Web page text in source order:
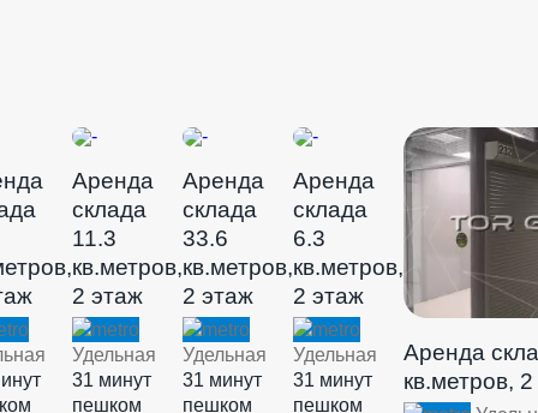
Аренда
склада
11.3
кв.метров,
2 этаж
Удельная
31 минут
пешком
Аренда
склада
33.6
кв.метров,
2 этаж
Удельная
31 минут
пешком
Аренда
склада
6.3
кв.метров,
2 этаж
Удельная
31 минут
пешком
Аренда
кв.метров,